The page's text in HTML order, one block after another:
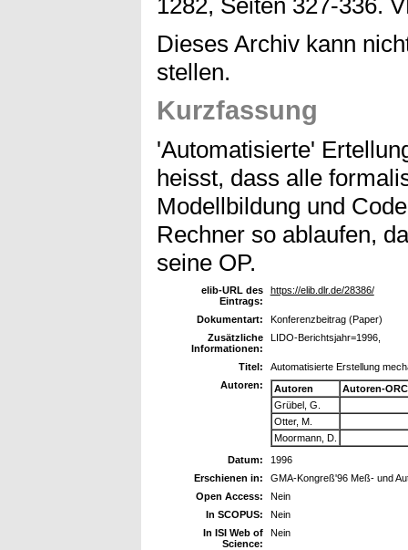
Dieses Archiv kann
stellen.
Kurzfassung
'Automatisierte'
heisst, dass alle
Modellbildung und
Rechner so ablaufen,
seine OP.
elib-URL des
Eintrags:
https://elib.dlr.de/28386/
Dokumentart:
Konferenzbeitrag (Paper)
Zusätzliche
Informationen:
LIDO-Berichtsjahr=1996,
Titel:
Automatisierte Erstellung
Autoren:
Autoren
Autoren-
Grübel, G.
Otter, M.
Moormann, D.
Datum:
1996
Erschienen in:
GMA-Kongreß'96 Meß- und
Open Access:
Nein
In SCOPUS:
Nein
In ISI Web of
Science:
Nein